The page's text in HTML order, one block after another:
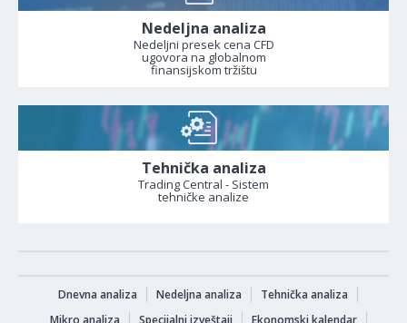
Nedeljna analiza
Nedeljni presek cena CFD
ugovora na globalnom
finansijskom tržištu
Tehnička analiza
Trading Central - Sistem
tehničke analize
Dnevna analiza Nedeljna analiza
Tehnička analiza
Mikro analiza
Specijalni izveštaji Ekonomski kalendar